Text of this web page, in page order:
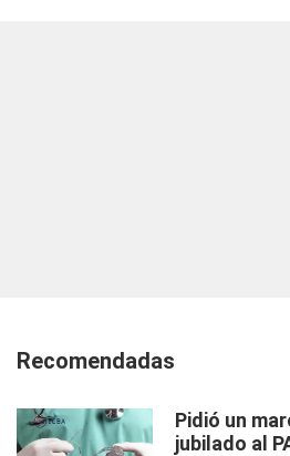
Recomendadas
Pidió un
jubilado al